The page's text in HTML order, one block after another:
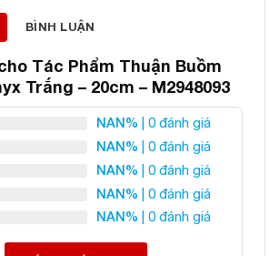
Bùi Huy Bích, Hoàng Mai, Hà Nội
Điện thoại: 0982 627 166
BÌNH LUẬN
Tác Phẩm Thuận Buồm
Trắng – 20cm – M2948093
NAN% | 0 đánh giá
NAN% | 0 đánh giá
NAN% | 0 đánh giá
NAN% | 0 đánh giá
NAN% | 0 đánh giá